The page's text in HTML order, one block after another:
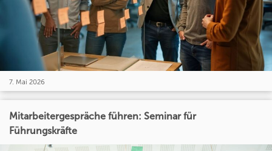
7. Mai 2026
Mitarbeitergespräche führen: Seminar für
Führungskräfte